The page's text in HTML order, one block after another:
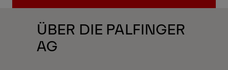
View All News
ÜBER DIE PALFINGER
AG